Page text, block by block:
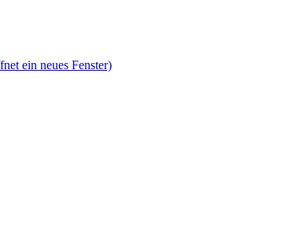
ein neues Fenster)